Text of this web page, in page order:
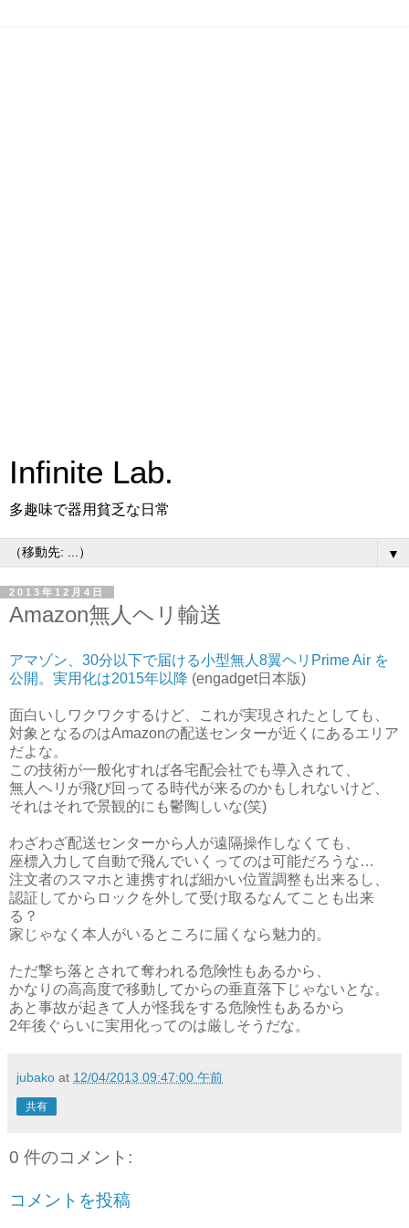
Infinite Lab.
多趣味で器用貧乏な日常
▼
2013年12月4日
Amazon無人ヘリ輸送
アマゾン、30分以下で届ける小型無人8翼ヘリPrime Air を
公開。実用化は2015年以降 (engadget日本版)
面白いしワクワクするけど、これが実現されたとしても、
対象となるのはAmazonの配送センターが近くにあるエリア
だよな。
この技術が一般化すれば各宅配会社でも導入されて、
無人ヘリが飛び回ってる時代が来るのかもしれないけど、
それはそれで景観的にも鬱陶しいな(笑)
わざわざ配送センターから人が遠隔操作しなくても、
座標入力して自動で飛んでいくってのは可能だろうな…
注文者のスマホと連携すれば細かい位置調整も出来るし、
認証してからロックを外して受け取るなんてことも出来
る？
家じゃなく本人がいるところに届くなら魅力的。
ただ撃ち落とされて奪われる危険性もあるから、
かなりの高高度で移動してからの垂直落下じゃないとな。
あと事故が起きて人が怪我をする危険性もあるから
2年後ぐらいに実用化ってのは厳しそうだな。
jubako at 12/04/2013 09:47:00 午前
共有
0 件のコメント:
コメントを投稿